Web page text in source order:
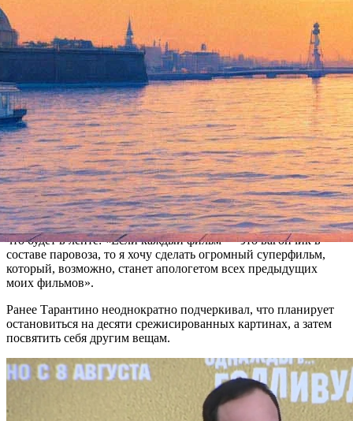
В Москве прошла пресс-конференция Квентина Тарантино,
приуроченная выходу девятого фильма «Однажды... в
Голливуде». Помимо самого режиссера, на мероприятии
присутствовали продюсеры ленты Шеннон Макинтош и
Дэвид Хейман.
В ходе общения с журналистами Тарантино напомнил, что
«Однажды... в Голливуде» — его предпоследняя работа. «Я
хотел бы снять еще десятый фильм. У меня есть еще идея» —
заявил режиссер. Но тут же уточнил, что еще не знает точно,
что будет в ленте: «Если каждый фильм — это вагончик в
составе паровоза, то я хочу сделать огромный суперфильм,
который, возможно, станет апологетом всех предыдущих
моих фильмов».
Ранее Тарантино неоднократно подчеркивал, что планирует
остановиться на десяти срежисированных картинах, а затем
посвятить себя другим вещам.